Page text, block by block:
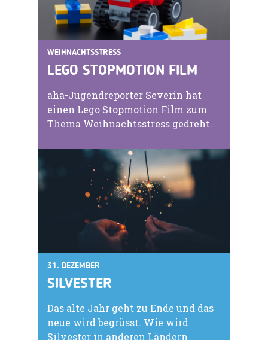
WEIHNACHTSSTRESS
LEGO STOPMOTION FILM
aha-Jugendreporter Severin hat
einen Lego Stopmotion Film zum
Thema Weihnachtsstress gedreht.
31. DEZEMBER
SILVESTER
Das alte Jahr geht zu Ende und das
neue wird begrüsst. Wie wird
Silvester in anderen Ländern